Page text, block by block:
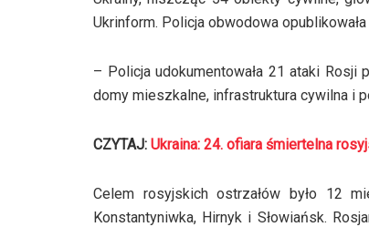
Ukrinform. Policja obwodowa
– Policja udokumentowała 21 ataki
domy mieszkalne, infrastruktura cywilna i
CZYTAJ: Ukraina: 24. ofiara śmiertelna
Celem rosyjskich ostrzałów było 12
Konstantyniwka, Hirnyk i Słowiańsk.